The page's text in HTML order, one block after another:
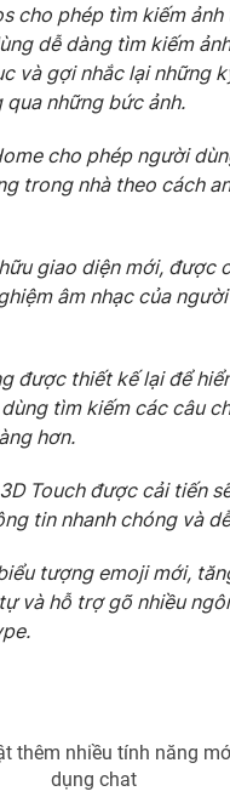
Shorts video
Bất động sản
Tấm lòng Việt
VTV8
English
Truyền hình Việt Nam
báo VTV
cho phép tìm kiếm ảnh
dễ dàng tìm kiếm
và gợi nhắc lại những
những bức ảnh.
cho phép người
trong nhà theo cách
giao diện mới, được
âm nhạc của
được thiết kế lại để
tìm kiếm các câu
hơn.
Touch được cải tiến
tin nhanh chóng và
tượng emoji mới,
và hỗ trợ gõ nhiều
thêm nhiều tính năng
dụng chat